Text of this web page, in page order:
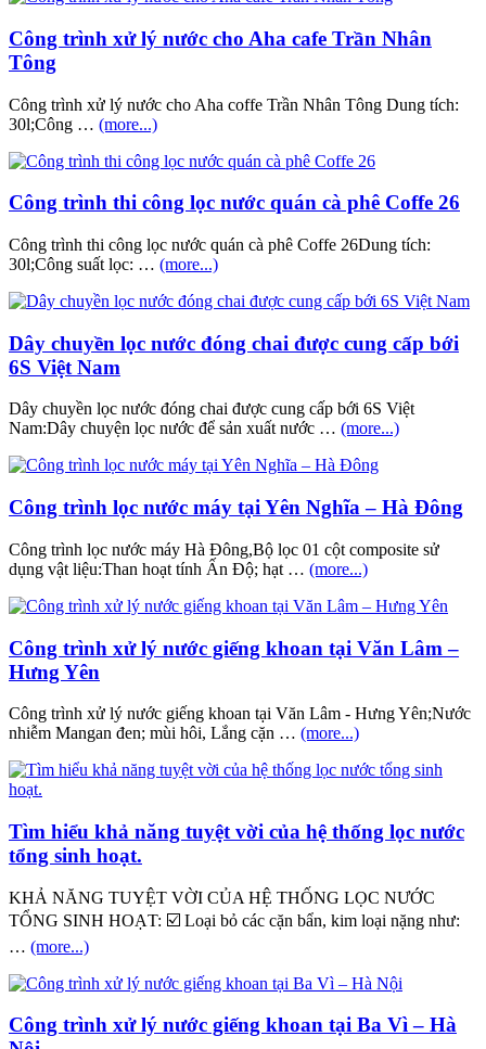
Công trình xử lý nước cho Aha cafe Trần Nhân
Tông
Công trình xử lý nước cho Aha coffe Trần Nhân Tông Dung tích:
30l;Công … (more...)
Công trình thi công lọc nước quán cà phê Coffe 26
Công trình thi công lọc nước quán cà phê Coffe 26Dung tích:
30l;Công suất lọc: … (more...)
Dây chuyền lọc nước đóng chai được cung cấp bới
6S Việt Nam
Dây chuyền lọc nước đóng chai được cung cấp bới 6S Việt
Nam:Dây chuyện lọc nước để sản xuất nước … (more...)
Công trình lọc nước máy tại Yên Nghĩa – Hà Đông
Công trình lọc nước máy Hà Đông,Bộ lọc 01 cột composite sử
dụng vật liệu:Than hoạt tính Ấn Độ; hạt … (more...)
Công trình xử lý nước giếng khoan tại Văn Lâm –
Hưng Yên
Công trình xử lý nước giếng khoan tại Văn Lâm - Hưng Yên;Nước
nhiễm Mangan đen; mùi hôi, Lắng cặn … (more...)
Tìm hiểu khả năng tuyệt vời của hệ thống lọc nước
tổng sinh hoạt.
KHẢ NĂNG TUYỆT VỜI CỦA HỆ THỐNG LỌC NƯỚC
TỔNG SINH HOẠT: ☑️ Loại bỏ các cặn bẩn, kim loại nặng như:
… (more...)
Công trình xử lý nước giếng khoan tại Ba Vì – Hà